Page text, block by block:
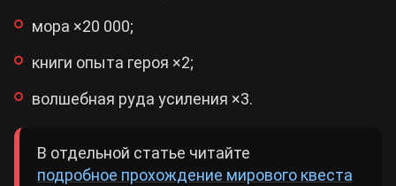
мора ×20 000;
книги опыта героя ×2;
волшебная руда усиления ×3.
В отдельной статье читайте
подробное прохождение мирового квеста